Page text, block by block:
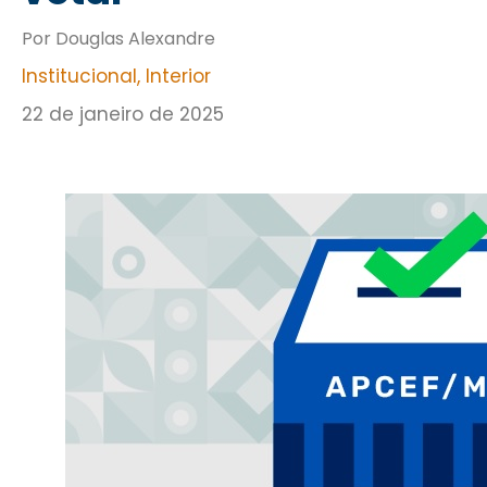
Por Douglas Alexandre
Institucional, Interior
22 de janeiro de 2025